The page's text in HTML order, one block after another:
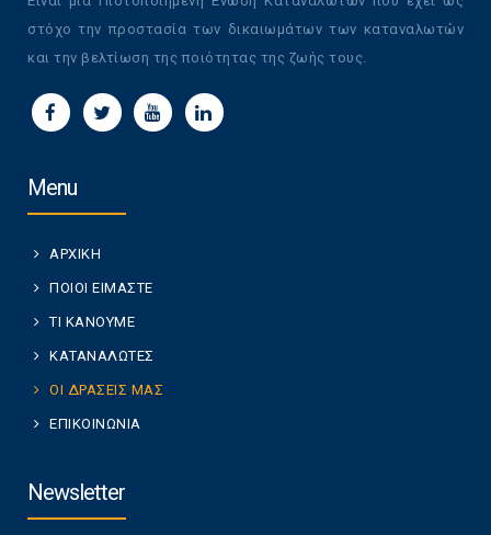
στόχο την προστασία των δικαιωμάτων των καταναλωτών
και την βελτίωση της ποιότητας της ζωής τους.
Menu
ΑΡΧΙΚΗ
ΠΟΙΟΙ ΕΙΜΑΣΤΕ
ΤΙ ΚΑΝΟΥΜΕ
ΚΑΤΑΝΑΛΩΤΕΣ
ΟΙ ΔΡΑΣΕΙΣ ΜΑΣ
ΕΠΙΚΟΙΝΩΝΙΑ
Newsletter